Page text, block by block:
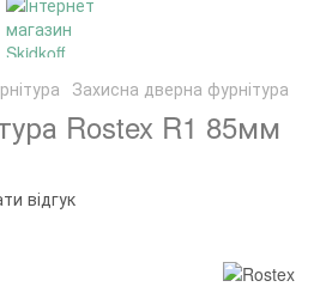
Захисна дверна фурнітура
Rostex R1 85мм
відгук